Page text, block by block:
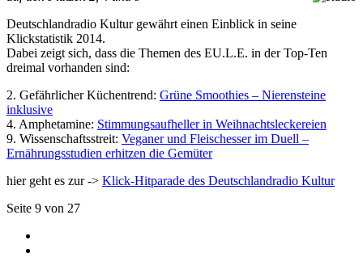
Deutschlandradio Kultur gewährt einen Einblick in seine
Klickstatistik 2014.
Dabei zeigt sich, dass die Themen des EU.L.E. in der Top-Ten
dreimal vorhanden sind:
2. Gefährlicher Küchentrend: Grüne Smoothies – Nierensteine
inklusive
4. Amphetamine: Stimmungsaufheller in Weihnachtsleckereien
9. Wissenschaftsstreit: Veganer und Fleischesser im Duell –
Ernährungsstudien erhitzen die Gemüter
hier geht es zur -> Klick-Hitparade des Deutschlandradio Kultur
Seite 9 von 27